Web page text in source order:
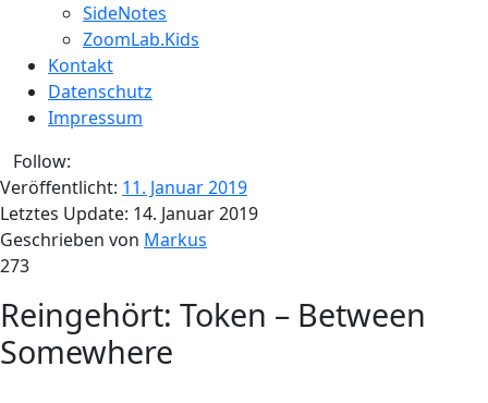
SideNotes
ZoomLab.Kids
Kontakt
Datenschutz
Impressum
Follow:
Veröffentlicht: 11. Januar 2019
Letztes Update: 14. Januar 2019
Geschrieben von Markus
273
Reingehört: Token – Between
Somewhere